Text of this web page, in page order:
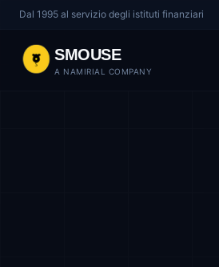
Dal 1995 al servizio degli istituti finanziari
SMOUSE
A NAMIRIAL COMPANY